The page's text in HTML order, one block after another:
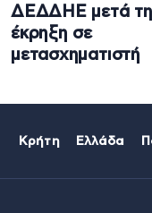
ΔΕΔΔΗΕ μετά
έκρηξη σε
μετασχηματιστή
Κρήτη Ελλάδα